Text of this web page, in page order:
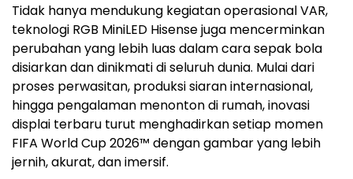
Tidak hanya mendukung kegiatan operasional VAR,
teknologi RGB MiniLED Hisense juga mencerminkan
perubahan yang lebih luas dalam cara sepak bola
disiarkan dan dinikmati di seluruh dunia. Mulai dari
proses perwasitan, produksi siaran internasional,
hingga pengalaman menonton di rumah, inovasi
displai terbaru turut menghadirkan setiap momen
FIFA World Cup 2026™ dengan gambar yang lebih
jernih, akurat, dan imersif.